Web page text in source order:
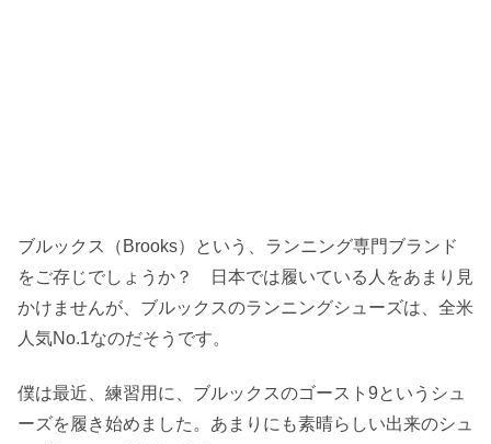
ブルックス（Brooks）という、ランニング専門ブランド
をご存じでしょうか？ 日本では履いている人をあまり見
かけませんが、ブルックスのランニングシューズは、全米
人気No.1なのだそうです。
僕は最近、練習用に、ブルックスのゴースト9というシュ
ーズを履き始めました。あまりにも素晴らしい出来のシュ